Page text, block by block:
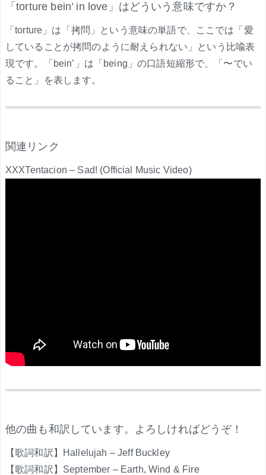
「torture bein’ in love」はどういう意味ですか？
「torture」は「拷問」という意味の単語で、ここでは「愛
していることが拷問のように耐えられない」という比喩表
現です。「bein’」は「being」の口語短縮形で、「〜でい
ること」を表します。
関連リンク
XXXTentacion – Sad! (Official Music Video)
他の曲も和訳しています。よろしければどうぞ！
【歌詞和訳】Hallelujah – Jeff Buckley
【歌詞和訳】September – Earth, Wind & Fire